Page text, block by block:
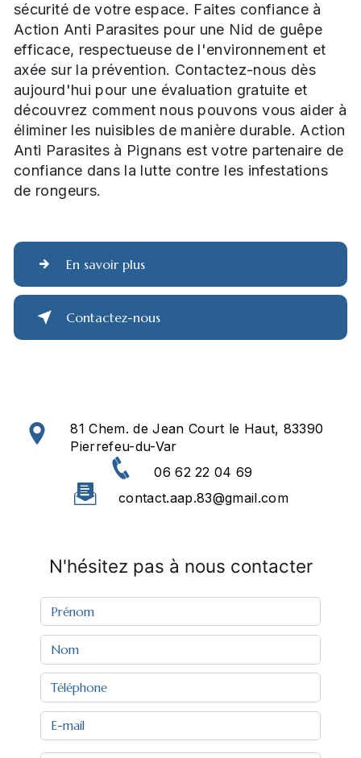
sécurité de votre espace. Faites confiance à
Action Anti Parasites pour une Nid de guêpe
efficace, respectueuse de l'environnement et
axée sur la prévention. Contactez-nous dès
aujourd'hui pour une évaluation gratuite et
découvrez comment nous pouvons vous aider à
éliminer les nuisibles de manière durable. Action
Anti Parasites à Pignans est votre partenaire de
confiance dans la lutte contre les infestations
de rongeurs.
En savoir plus
Contactez-nous
81 Chem. de Jean Court le Haut, 83390
Pierrefeu-du-Var
06 62 22 04 69
contact.aap.83@gmail.com
N'hésitez pas à nous contacter